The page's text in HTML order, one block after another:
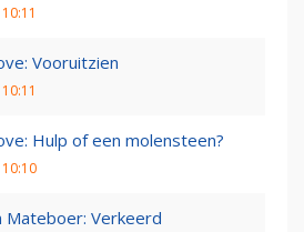
Vooruitzien
Hulp of een molensteen?
Mateboer: Verkeerd